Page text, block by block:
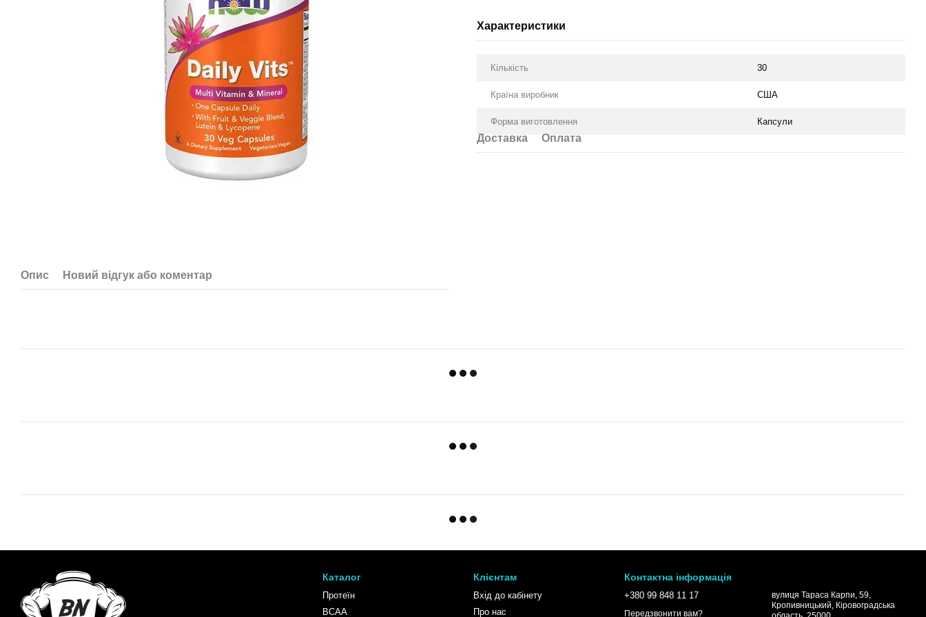
Опис Новий відгук або коментар
Характеристики
Кількість 30
Країна виробник США
Форма виготовлення Капсули
Доставка Оплата
Каталог
Протеїн
BCAA
Клієнтам
Вхід до кабінету
Про нас
Контактна інформація
+380 99 848 11 17
Передзвонити вам?
вулиця Тараса Карпи, 59,
Кропивницький, Кіровоградська